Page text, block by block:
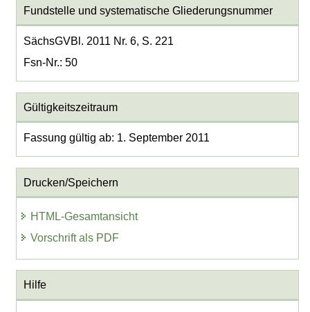
Fundstelle und systematische Gliederungsnummer
SächsGVBl. 2011 Nr. 6, S. 221
Fsn-Nr.: 50
Gültigkeitszeitraum
Fassung gültig ab: 1. September 2011
Drucken/Speichern
HTML-Gesamtansicht
Vorschrift als PDF
Hilfe